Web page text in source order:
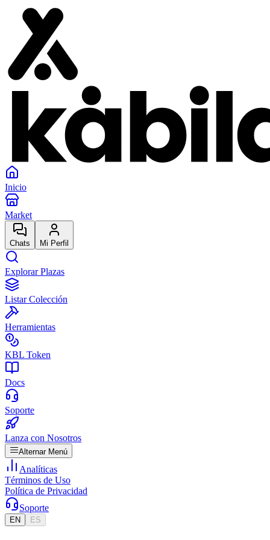
Inicio
Market
Chats Mi Perfil
Explorar Plazas
Listar Colección
Herramientas
KBL Token
Docs
Soporte
Lanza con Nosotros
Alternar Menú
Analíticas
Términos de Uso
Política de Privacidad
Soporte
EN ES